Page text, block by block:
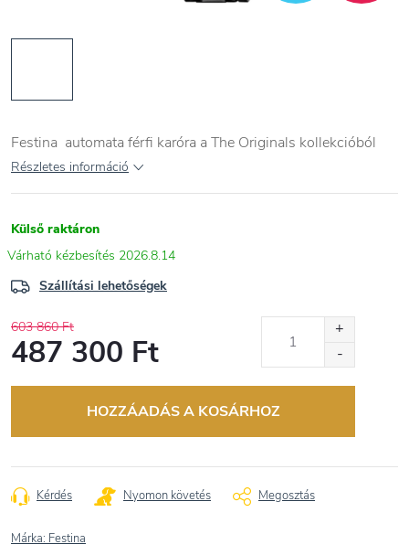
Festina automata férfi karóra a The Originals kollekcióból
Részletes információ
Külső raktáron
2026.8.14
Szállítási lehetőségek
603 860 Ft
487 300 Ft
HOZZÁADÁS A KOSÁRHOZ
Kérdés Nyomon követés Megosztás
Márka: Festina